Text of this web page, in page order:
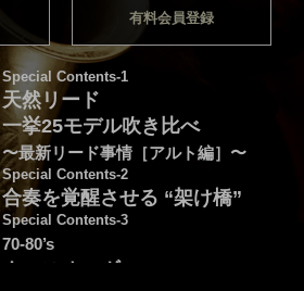
有料会員登録
Special Contents-1
天然リード
一挙25モデル吹き比べ
〜最新リード事情［アルト編］〜
Special Contents-2
合奏を覚醒させる “架け橋”
Special Contents-3
70-80’s
クロスオーヴァー・